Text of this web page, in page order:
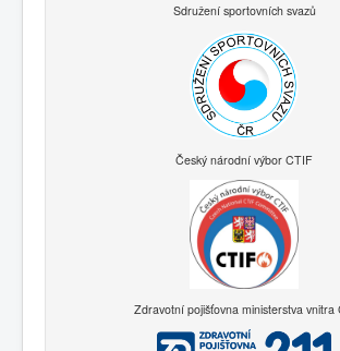
Sdružení sportovních svazů
Český národní výbor CTIF
Zdravotní pojišťovna ministerstva vnitra